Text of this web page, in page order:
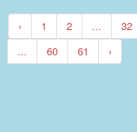
‹ 1 2 ... 32
...
60 61 ›